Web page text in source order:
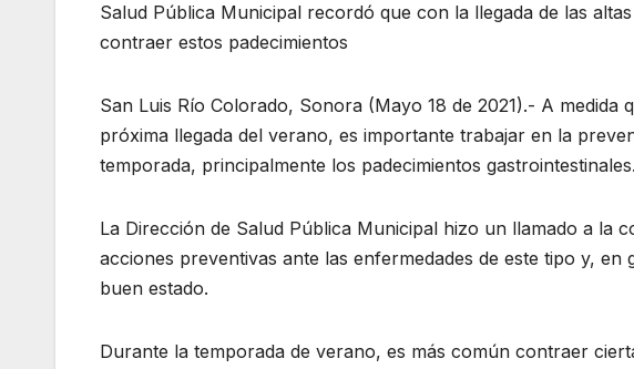
Salud Pública Municipal recordó que con la llegada de las
contraer estos padecimientos
San Luis Río Colorado, Sonora (Mayo 18 de 2021).- A
próxima llegada del verano, es importante trabajar en la
temporada, principalmente los padecimientos gastrointestinales.
La Dirección de Salud Pública Municipal hizo un llamado a la
acciones preventivas ante las enfermedades de este tipo y,
buen estado.
Durante la temporada de verano, es más común contraer